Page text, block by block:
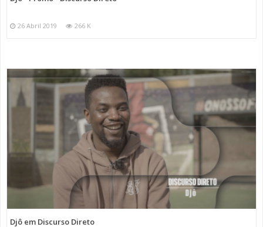
26 Abril 2019 266 K
Djô em Discurso Direto